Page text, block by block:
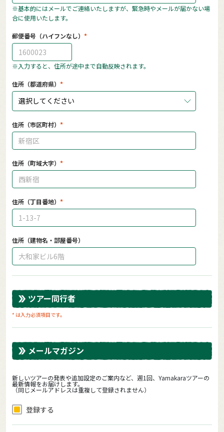
※基本的にはメールでご連絡いたしますが、緊急時やメールが届かない場
合に使用いたします。
郵便番号（ハイフンなし）
※入力すると、住所が途中まで自動反映されます。
住所（都道府県）
選択してください
住所（市区町村）
住所（町域大字）
住所（丁目番地）
住所（建物名・部屋番号）
ツアー同行者
* は入力必須項目です。
メールマガジン
新しいツアーの発表や追加設定のご案内など、週1回、Yamakaraツアーの
最新情報をお届けします。
（同じメールアドレスは重複して登録されません）
登録する